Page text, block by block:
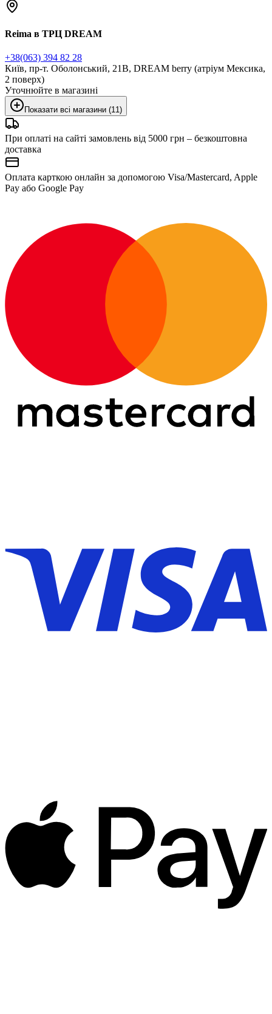
Reima в ТРЦ DREAM
+38(063) 394 82 28
Київ, пр-т. Оболонський, 21В, DREAM berry (атріум Мексика,
2 поверх)
Уточнюйте в магазині
Показати всі магазини (11)
При оплаті на сайті замовлень від 5000 грн – безкоштовна
доставка
Оплата карткою онлайн за допомогою Visa/Mastercard, Apple
Pay або Google Pay